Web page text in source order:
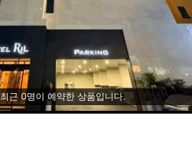
최근 0명이 예약한 상품입니다.